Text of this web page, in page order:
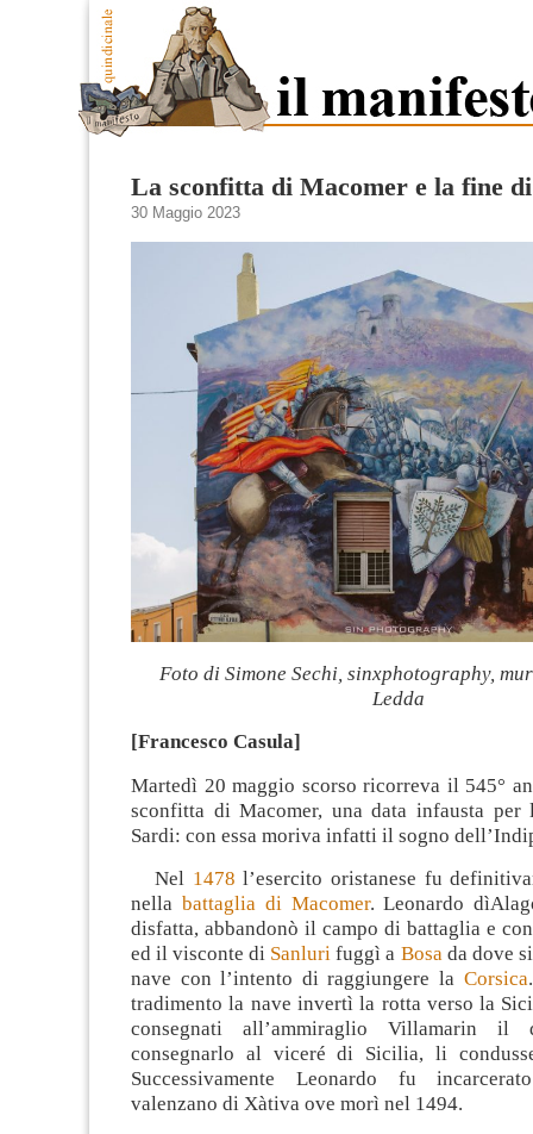
La sconfitta di Macomer e la fine
30 Maggio 2023
Foto di Simone Sechi, sinxphotography,
Ledda
[Francesco Casula]
Martedì 20 maggio scorso ricorreva il 545°
sconfitta di Macomer, una data infausta per
Sardi: con essa moriva infatti il sogno
Nel 1478 l’esercito oristanese fu
nella battaglia di Macomer. Leonardo
disfatta, abbandonò il campo di battaglia e
ed il visconte di Sanluri fuggì a Bosada dove
nave con l’intento di raggiungere la Corsica
tradimento la nave invertì la rotta verso la
consegnati all’ammiraglio Villamarin il
consegnarlo al viceré di Sicilia, li
Successivamente Leonardo fu
valenzano di Xàtiva ove morì nel 1494.